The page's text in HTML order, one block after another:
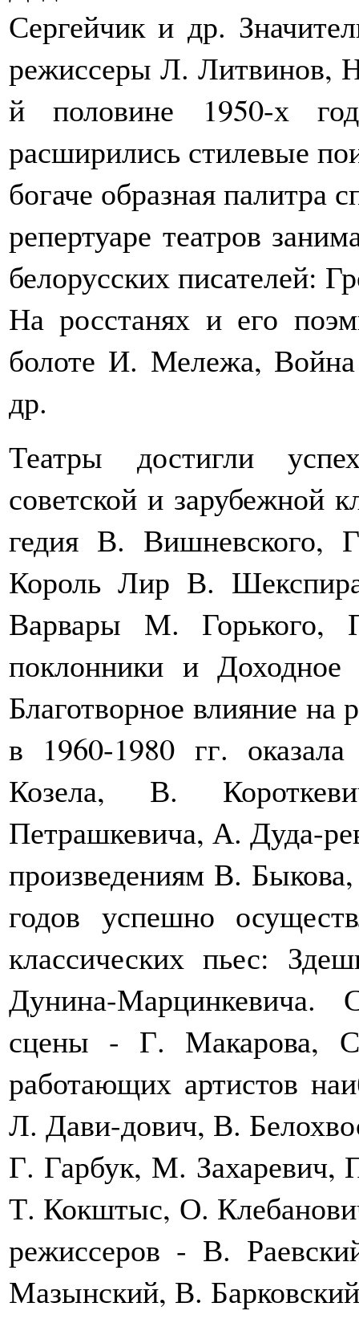
Сергейчик и др.
режиссеры Л. Литвинов,
й половине 1950-х
расширились стилевые
богаче образная палитра
репертуаре театров
белорусских писателей:
На росстанях и его
болоте И. Мележа,
др.
Театры достигли
советской и зарубежной
гедия В. Вишневского,
Король Лир В.
Варвары М. Горького,
поклонники и
Благотворное влияние на
в 1960-1980 гг.
Козела, В.
Петрашкевича, А. Дуда-
произведениям В.
годов успешно
классических пьес:
Дунина-Марцинкевича.
сцены - Г. Макарова,
работающих артистов
Л. Дави-дович, В.
Г. Гарбук, М.
Т. Кокштыс, О.
режиссеров - В.
Мазынский, В.